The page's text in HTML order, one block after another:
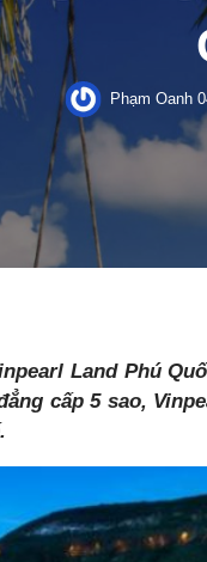
Phạm Oanh
Land Phú
cấp 5 sao,